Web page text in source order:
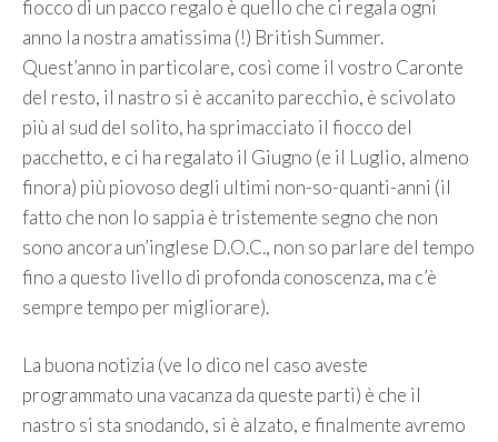
fiocco di un pacco regalo è quello che ci regala ogni
anno la nostra amatissima (!) British Summer.
Quest’anno in particolare, così come il vostro Caronte
del resto, il nastro si è accanito parecchio, è scivolato
più al sud del solito, ha sprimacciato il fiocco del
pacchetto, e ci ha regalato il Giugno (e il Luglio, almeno
finora) più piovoso degli ultimi non-so-quanti-anni (il
fatto che non lo sappia è tristemente segno che non
sono ancora un’inglese D.O.C., non so parlare del tempo
fino a questo livello di profonda conoscenza, ma c’è
sempre tempo per migliorare).
La buona notizia (ve lo dico nel caso aveste
programmato una vacanza da queste parti) è che il
nastro si sta snodando, si è alzato, e finalmente avremo